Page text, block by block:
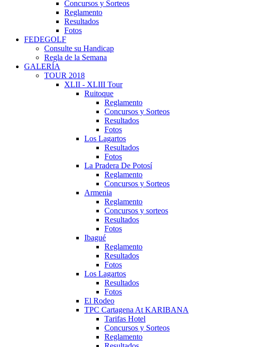
Concursos y Sorteos
Reglamento
Resultados
Fotos
FEDEGOLF
Consulte su Handicap
Regla de la Semana
GALERÍA
TOUR 2018
XLII - XLIII Tour
Ruitoque
Reglamento
Concursos y Sorteos
Resultados
Fotos
Los Lagartos
Resultados
Fotos
La Pradera De Potosí
Reglamento
Concursos y Sorteos
Armenia
Reglamento
Concursos y sorteos
Resultados
Fotos
Ibagué
Reglamento
Resultados
Fotos
Los Lagartos
Resultados
Fotos
El Rodeo
TPC Cartagena At KARIBANA
Tarifas Hotel
Concursos y Sorteos
Reglamento